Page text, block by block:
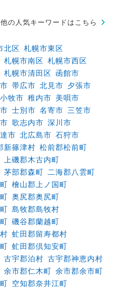
の人気キーワードはこちら
北区 札幌市東区
札幌市南区 札幌市西区
札幌市清田区
函館市
帯広市 北見市 夕張市
牧市 稚内市 美唄市
士別市 名寄市 三笠市
歌志内市 深川市
市 北広島市 石狩市
新篠津村 松前郡松前町
上磯郡木古内町
茅部郡森町
二海郡八雲町
檜山郡上ノ国町
奥尻郡奥尻町
島牧郡島牧村
磯谷郡蘭越町
虻田郡留寿都村
虻田郡倶知安町
古宇郡泊村 古宇郡神恵内村
余市郡仁木町 余市郡余市町
空知郡奈井江町